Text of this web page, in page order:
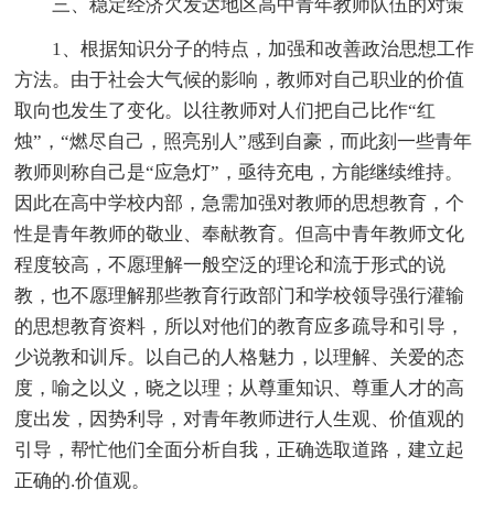
三、稳定经济欠发达地区高中青年教师队伍的对策
1、根据知识分子的特点，加强和改善政治思想工作
方法。由于社会大气候的影响，教师对自己职业的价值
取向也发生了变化。以往教师对人们把自己比作“红
烛”，“燃尽自己，照亮别人”感到自豪，而此刻一些青年
教师则称自己是“应急灯”，亟待充电，方能继续维持。
因此在高中学校内部，急需加强对教师的思想教育，个
性是青年教师的敬业、奉献教育。但高中青年教师文化
程度较高，不愿理解一般空泛的理论和流于形式的说
教，也不愿理解那些教育行政部门和学校领导强行灌输
的思想教育资料，所以对他们的教育应多疏导和引导，
少说教和训斥。以自己的人格魅力，以理解、关爱的态
度，喻之以义，晓之以理；从尊重知识、尊重人才的高
度出发，因势利导，对青年教师进行人生观、价值观的
引导，帮忙他们全面分析自我，正确选取道路，建立起
正确的.价值观。